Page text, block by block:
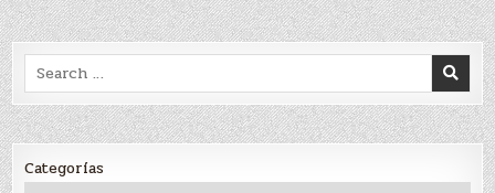
Search
for:
Categorías